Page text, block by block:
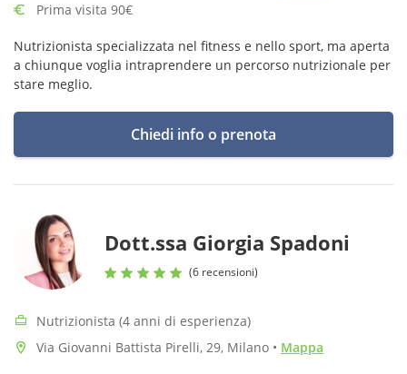
Prima visita 90€
Nutrizionista specializzata nel fitness e nello sport, ma aperta
a chiunque voglia intraprendere un percorso nutrizionale per
stare meglio.
Chiedi info o prenota
Dott.ssa Giorgia Spadoni
(6 recensioni)
Nutrizionista (4 anni di esperienza)
Via Giovanni Battista Pirelli, 29, Milano • Mappa